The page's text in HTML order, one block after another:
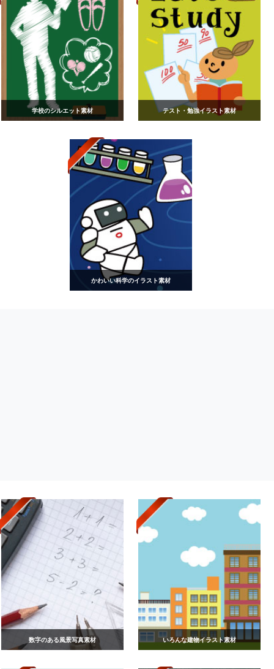
学校のシルエット素材 テスト・勉強イラスト素材
かわいい科学のイラスト素材
数字のある風景写真素材 いろんな建物イラスト素材